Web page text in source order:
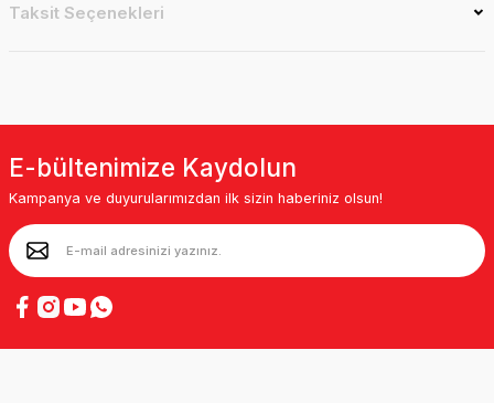
Taksit Seçenekleri
E-bültenimize Kaydolun
Kampanya ve duyurularımızdan ilk sizin haberiniz olsun!